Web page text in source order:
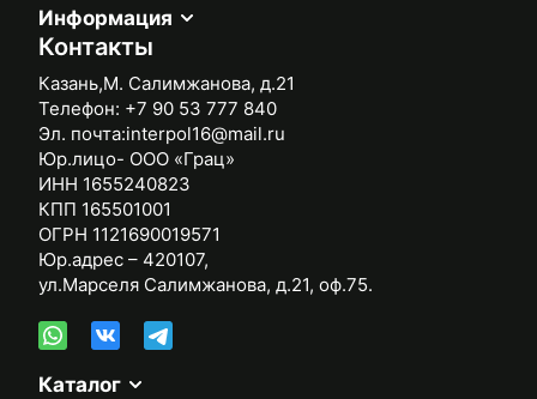
Информация
Контакты
Казань,М. Салимжанова, д.21
Телефон: +7 90 53 777 840
Эл. почта:interpol16@mail.ru
Юр.лицо- ООО «Грац»
ИНН 1655240823
КПП 165501001
ОГРН 1121690019571
Юр.адрес – 420107,
ул.Марселя Салимжанова, д.21, оф.75.
Каталог